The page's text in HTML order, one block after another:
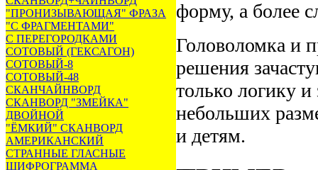
"ПРОНИЗЫВАЮЩАЯ" ФРАЗА
"С ФРАГМЕНТАМИ"
С ПЕРЕГОРОДКАМИ
СОТОВЫЙ (ГЕКСАГОН)
СОТОВЫЙ-8
СОТОВЫЙ-48
СКАНЧАЙНВОРД
СКАНВОРД "ЗМЕЙКА"
ДВОЙНОЙ
"ЁМКИЙ" СКАНВОРД
АМЕРИКАНСКИЙ
СТРАННЫЕ ГЛАСНЫЕ
ШИФРОГРАММА
форму, а более
Головоломка и
решения
только логику
небольших
и детям.